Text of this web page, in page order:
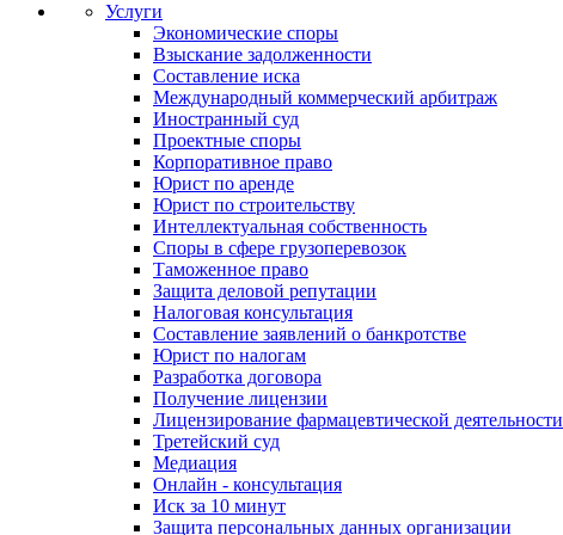
Услуги
Экономические споры
Взыскание задолженности
Составление иска
Международный коммерческий арбитраж
Иностранный суд
Проектные споры
Корпоративное право
Юрист по аренде
Юрист по строительству
Интеллектуальная собственность
Споры в сфере грузоперевозок
Таможенное право
Защита деловой репутации
Налоговая консультация
Составление заявлений о банкротстве
Юрист по налогам
Разработка договора
Получение лицензии
Лицензирование фармацевтической деятельности
Третейский суд
Медиация
Онлайн - консультация
Иск за 10 минут
Защита персональных данных организации